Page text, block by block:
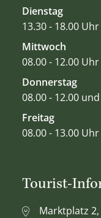
Dienstag
13.30 - 18.00 Uhr
Mittwoch
08.00 - 12.00 Uhr
Donnerstag
08.00 - 12.00
Freitag
08.00 - 13.00 Uhr
Tourist-
Marktplatz 2,